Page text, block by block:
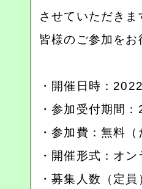
させていただきま
皆様のご参加をお
・開催日時：
・参加受付期間
・参加費：無料
・開催形式：オ
・募集人数（定